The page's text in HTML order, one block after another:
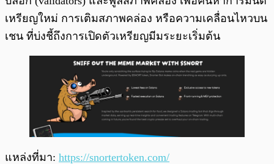
เหรียญใหม่ การเติมสภาพคล่อง หรือความเคลื่อนไหวบน
เชน ที่บ่งชี้ถึงการเปิดตัวเหรียญมีมระยะเริ่มต้น
แหล่งที่มา: https://snortertoken.com/